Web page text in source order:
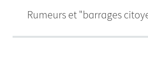
Rumeurs et "barrages